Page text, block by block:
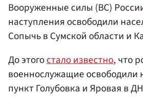
Вооруженные силы (ВС)
наступления освободили
Сопычь в Сумской области и
До этогостало известно, что
военнослужащие освободили
пункт Голубовка и Яровая в